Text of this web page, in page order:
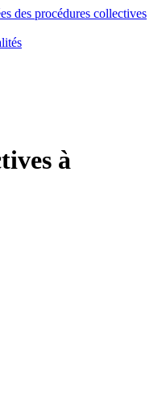
des procédures collectives
à